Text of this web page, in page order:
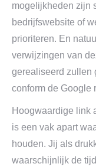
mogelijkheden zijn
bedrijfswebsite of
prioriteren. En
verwijzingen van
gerealiseerd zullen
conform de Google
Hoogwaardige link
is een vak apart
houden. Jij als
waarschijnlijk de